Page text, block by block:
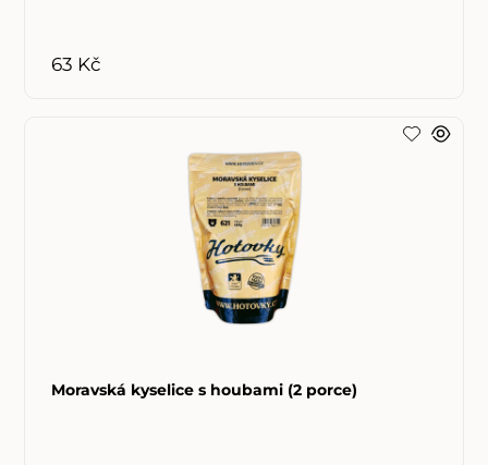
63 Kč
Moravská kyselice s houbami (2 porce)